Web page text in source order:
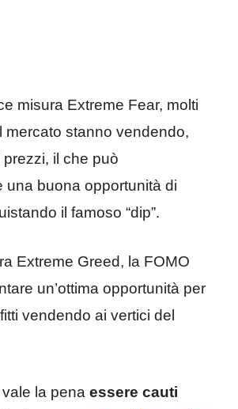
misura Extreme Fear, molti
mercato stanno vendendo,
il che può
una buona opportunità di
il famoso “dip”.
Extreme Greed, la FOMO
un’ottima opportunità per
vendendo ai vertici del
la pena essere cauti